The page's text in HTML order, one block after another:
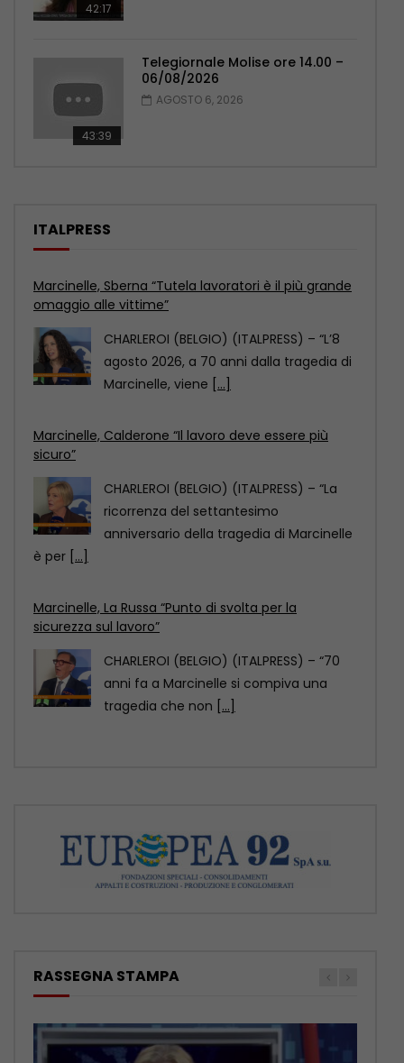
42:17
43:39
Telegiornale Molise ore 14.00 –
06/08/2026
AGOSTO 6, 2026
ITALPRESS
Marcinelle, Sberna “Tutela lavoratori è il più grande
omaggio alle vittime”
CHARLEROI (BELGIO) (ITALPRESS) – “L’8
agosto 2026, a 70 anni dalla tragedia di
Marcinelle, viene [...]
Marcinelle, Calderone “Il lavoro deve essere più
sicuro”
CHARLEROI (BELGIO) (ITALPRESS) – “La
ricorrenza del settantesimo
anniversario della tragedia di Marcinelle
è per [...]
Marcinelle, La Russa “Punto di svolta per la
sicurezza sul lavoro”
CHARLEROI (BELGIO) (ITALPRESS) – “70
anni fa a Marcinelle si compiva una
tragedia che non [...]
RASSEGNA STAMPA